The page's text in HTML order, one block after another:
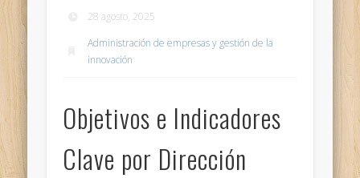
28 agosto, 2025
Administración de empresas y gestión de la
innovación
Objetivos e Indicadores
Clave por Dirección